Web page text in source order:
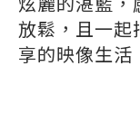
放鬆，且一起
享的映像生活